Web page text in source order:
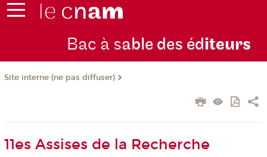
Bac à sable des éditeurs
Site interne (ne pas diffuser)
11es Assises de la Recherche